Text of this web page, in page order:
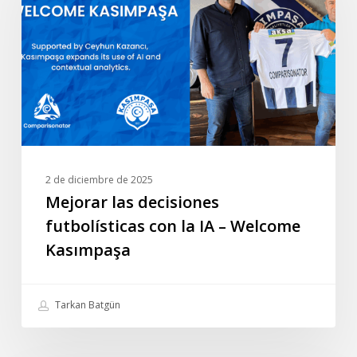
futbolísticas
Welcome
Kasımpaşa
2 de diciembre de 2025
Mejorar las decisiones
futbolísticas con la IA – Welcome
Kasımpaşa
Tarkan Batgün